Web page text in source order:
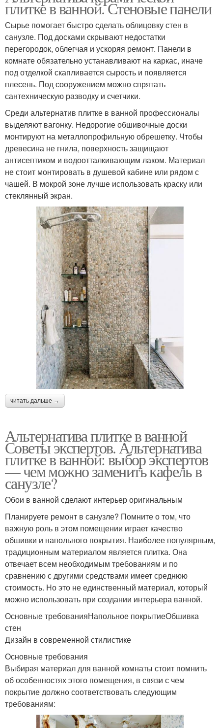
плитке в ванной. Стеновые панели
Сырье помогает быстро сделать облицовку стен в
санузле. Под досками скрывают недостатки
перегородок, облегчая и ускоряя ремонт. Панели в
комнате обязательно устанавливают на каркас, иначе
под отделкой скапливается сырость и появляется
плесень. Под сооружением можно спрятать
сантехническую разводку и счетчики.
Среди альтернатив плитке в ванной профессионалы
выделяют вагонку. Недорогие обшивочные доски
монтируют на металлопрофильную обрешетку. Чтобы
древесина не гнила, поверхность защищают
антисептиком и водоотталкивающим лаком. Материал
не стоит монтировать в душевой кабине или рядом с
чашей. В мокрой зоне лучше использовать краску или
стеклянный экран.
читать дальше →
Альтернатива плитке в ванной
Советы экспертов. Альтернатива
плитке в ванной: выбор экспертов
— чем можно заменить кафель в
санузле?
Обои в ванной сделают интерьер оригинальным
Планируете ремонт в санузле? Помните о том, что
важную роль в этом помещении играет качество
обшивки и напольного покрытия. Наиболее популярным,
традиционным материалом является плитка. Она
отвечает всем необходимым требованиям и по
сравнению с другими средствами имеет среднюю
стоимость. Но это не единственный материал, который
можно использовать при создании интерьера ванной.
Основные требованияНапольное покрытиеОбшивка
стен
Дизайн в современной стилистике
Основные требования
Выбирая материал для ванной комнаты стоит помнить
об особенностях этого помещения, в связи с чем
покрытие должно соответствовать следующим
требованиям: